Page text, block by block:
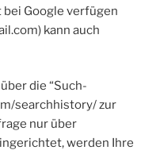
Google verfügen
kann auch
die “Such-
searchhistory/ zur
nur über
werden Ihre